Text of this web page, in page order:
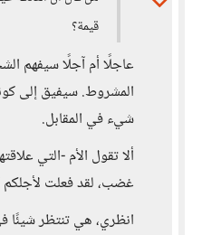
قيمة؟
عاجلًا أم آجلًا سيفهم
المشروط. سيفيق إلى
شيء في المقابل.
ألا تقول الأم -التي
غضب، لقد فعلت لأجلكم
انظري، هي تنتظر شيئًا